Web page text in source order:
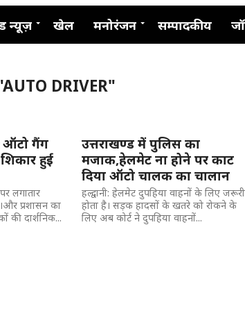
न्यूज़ खेल मनोरंजन सम्पादकीय
DRIVER"
ऑटो गैंग
हुई
लगातार
प्रशासन का
की दार्शनिक...
उत्तराखण्ड में पुलिस का
मजाक,हेलमेट ना होने पर काट
दिया ऑटो चालक का चालान
हल्द्वानी: हेलमेट दुपहिया वाहनों के लिए जरूरी
होता है। सड़क हादसों के खतरे को रोकने के
लिए अब कोर्ट ने दुपहिया वाहनों...